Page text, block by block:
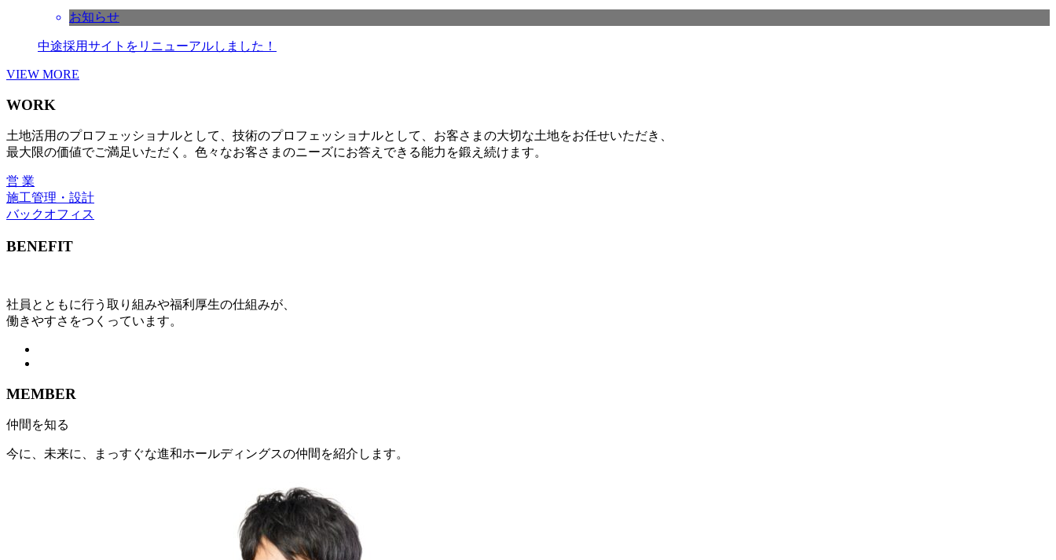
お知らせ
中途採用サイトをリニューアルしました！
VIEW MORE
WORK
土地活用のプロフェッショナルとして、技術のプロフェッショナルとして、お客さまの大切な土地をお任せいただき、
最大限の価値でご満足いただく。色々なお客さまのニーズにお答えできる能力を鍛え続けます。
営 業
施工管理・設計
バックオフィス
BENEFIT
社員とともに行う取り組みや福利厚生の仕組みが、
働きやすさをつくっています。
MEMBER
仲間を知る
今に、未来に、まっすぐな進和ホールディングスの仲間を紹介します。